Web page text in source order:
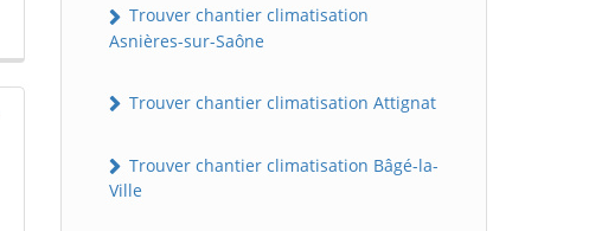
Trouver chantier climatisation
Asnières-sur-Saône
Trouver chantier climatisation Attignat
Trouver chantier climatisation Bâgé-la-
Ville